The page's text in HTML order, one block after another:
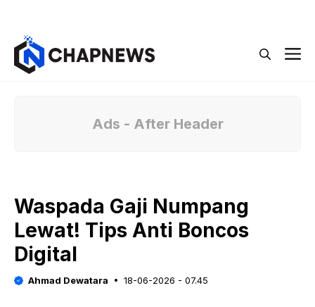
Ads - After Header
Waspada Gaji Numpang
Lewat! Tips Anti Boncos
Digital
Ahmad Dewatara 18-06-2026 - 07.45